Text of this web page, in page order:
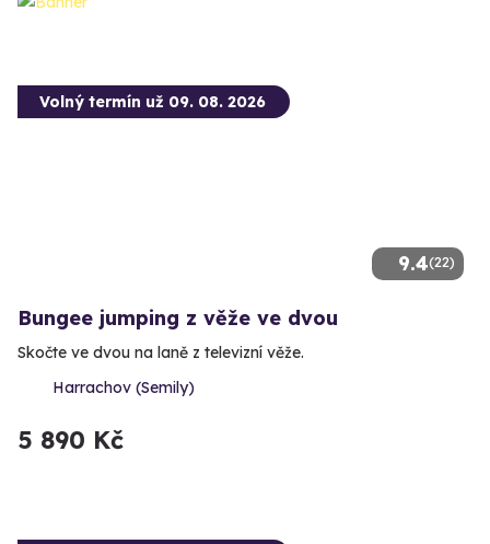
9.4(22)
Volný termín už 09. 08. 2026
Bungee jumping z věže ve dvou
Skočte ve dvou na laně z televizní věže.
Harrachov (Semily)
5 890 Kč